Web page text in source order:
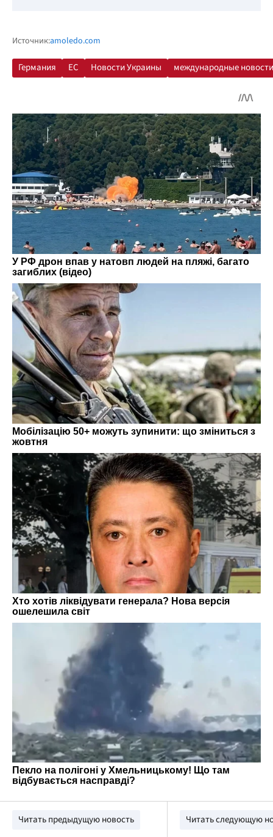
Источник:amoledo.com
Германия ЕС Новости Украины международные новости
Читать предыдущую новость Читать следующую